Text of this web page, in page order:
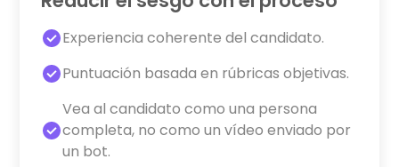
Experiencia coherente del candidato.
Puntuación basada en rúbricas objetivas.
Vea al candidato como una persona
completa, no como un vídeo enviado por
un bot.